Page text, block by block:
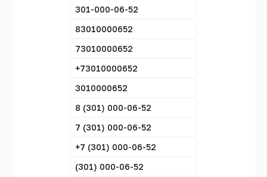
301-000-06-52
83010000652
73010000652
+73010000652
3010000652
8 (301) 000-06-52
7 (301) 000-06-52
+7 (301) 000-06-52
(301) 000-06-52